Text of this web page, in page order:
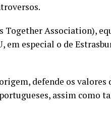
Together Association),
especial o de
defende os valores
assim como